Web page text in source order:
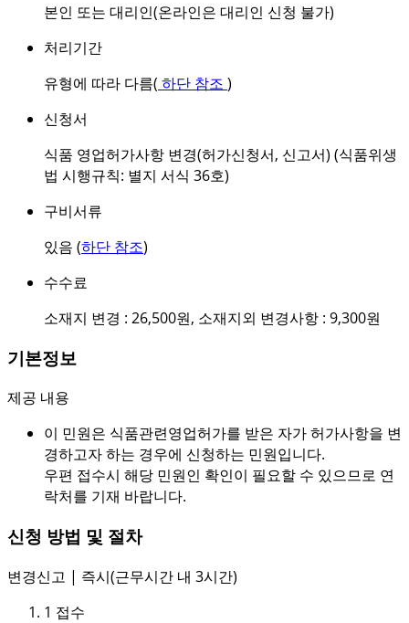
본인 또는 대리인(온라인은 대리인 신청 불가)
처리기간
유형에 따라 다름( 하단 참조 )
신청서
식품 영업허가사항 변경(허가신청서, 신고서) (식품위생
법 시행규칙: 별지 서식 36호)
구비서류
있음 (하단 참조)
수수료
소재지 변경 : 26,500원, 소재지외 변경사항 : 9,300원
기본정보
제공 내용
이 민원은 식품관련영업허가를 받은 자가 허가사항을 변
경하고자 하는 경우에 신청하는 민원입니다.
우편 접수시 해당 민원인 확인이 필요할 수 있으므로 연
락처를 기재 바랍니다.
신청 방법 및 절차
변경신고 | 즉시(근무시간 내 3시간)
1 접수